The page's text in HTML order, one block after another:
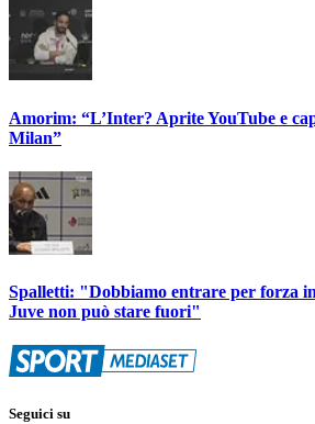
Amorim: “L’Inter? Aprite YouTube e
Milan”
Spalletti: "Dobbiamo entrare per forza
Juve non può stare fuori"
Seguici su